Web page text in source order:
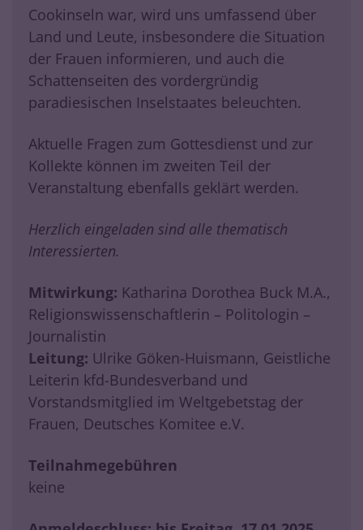
Cookinseln war, wird uns umfassend über
Land und Leute, insbesondere die Situation
der Frauen informieren, und auch die
Schattenseiten des vordergründig
paradiesischen Inselstaates beleuchten.
Aktuelle Fragen zum Gottesdienst und zur
Kollekte können im zweiten Teil der
Veranstaltung ebenfalls geklärt werden.
Herzlich eingeladen sind alle thematisch
Interessierten.
Mitwirkung: Katharina Dorothea Buck M.A.,
Religionswissenschaftlerin – Politologin –
Journalistin
Leitung: Ulrike Göken-Huismann, Geistliche
Leiterin kfd-Bundesverband und
Vorstandsmitglied im Weltgebetstag der
Frauen, Deutsches Komitee e.V.
Teilnahmegebühren
keine